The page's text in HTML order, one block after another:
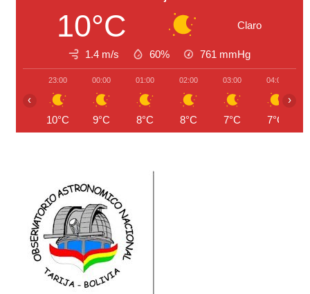
10°C Claro
1.4 m/s 60% 761 mmHg
23:00
10°C
00:00
9°C
01:00
8°C
02:00
8°C
03:00
7°C
04:00
7°C
‹ ›